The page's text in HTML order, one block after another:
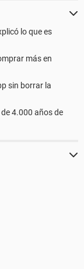
lo que es
más en
sin borrar la
4.000 años de